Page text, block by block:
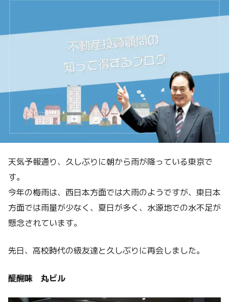
天気予報通り、久しぶりに朝から雨が降っている東京で
す。
今年の梅雨は、西日本方面では大雨のようですが、東日本
方面では雨量が少なく、夏日が多く、水源地での水不足が
懸念されています。
先日、高校時代の級友達と久しぶりに再会しました。
醍醐味 丸ビル